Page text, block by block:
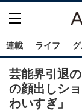
連載 ライフ
芸能界引退
の顔出しシ
わいすぎ」